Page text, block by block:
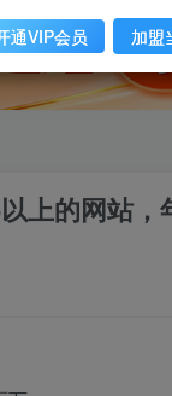
上的网站，
通VIP会员 加盟